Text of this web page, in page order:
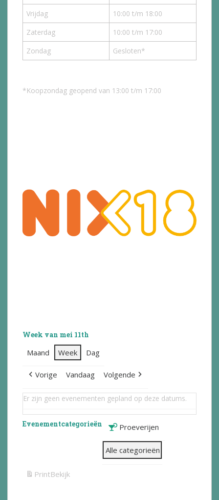
Vrijdag
10:00 t/m 18:00
Zaterdag
10:00 t/m 17:00
Zondag
Gesloten*
*Koopzondag geopend van 13:00 t/m 17:00
Week van mei 11th
Maand Week Dag
Vorige Vandaag Volgende
Er zijn geen evenementen gepland op deze datums.
Evenementcategorieën Proeverijen
Alle categorieën
PrintBekijk